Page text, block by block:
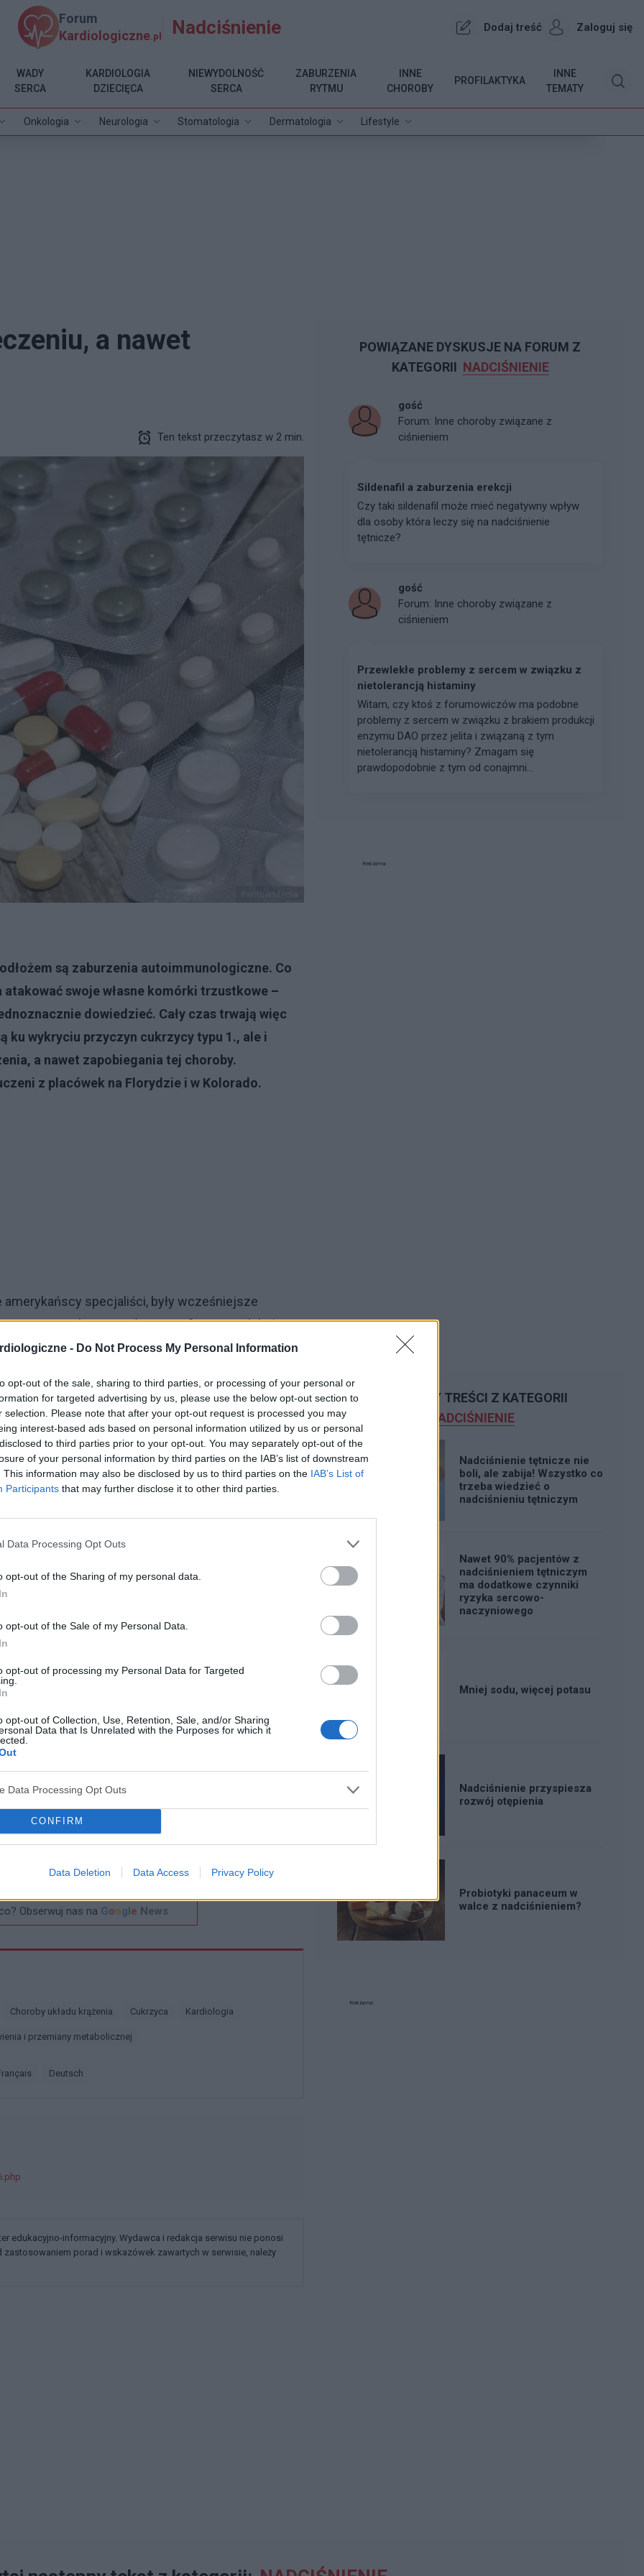
- Do Not Process My Personal Information
opt-out of the sale, sharing to third parties, or processing of your personal or
for targeted advertising by us, please use the below opt-out section to
selection. Please note that after your opt-out request is processed you may
interest-based ads based on personal information utilized by us or personal
to third parties prior to your opt-out. You may separately opt-out of the
of your personal information by third parties on the IAB’s list of downstream
This information may also be disclosed by us to third parties on the IAB’s List of
Participants that may further disclose it to other third parties.
Data Processing Opt Outs
opt-out of the Sharing of my personal data.
opt-out of the Sale of my Personal Data.
opt-out of processing my Personal Data for Targeted
opt-out of Collection, Use, Retention, Sale, and/or Sharing
Data that Is Unrelated with the Purposes for which it
Data Processing Opt Outs
CONFIRM
Data Deletion Data Access Privacy Policy
Forum
Kardiologiczne .pl Nadciśnienie Dodaj treść Zaloguj się
Onkologia Neurologia Stomatologia Dermatologia Lifestyle
WADY
SERCA
KARDIOLOGIA
DZIECIĘCA
NIEWYDOLNOŚĆ
SERCA
ZABURZENIA
RYTMU
INNE
CHOROBY
PROFILAKTYKA
INNE
TEMATY
a nawet
Ten tekst przeczytasz w 2 min.
są zaburzenia autoimmunologiczne. Co
swoje własne komórki trzustkowe –
dowiedzieć. Cały czas trwają więc
ku wykryciu przyczyn cukrzycy typu 1., ale i
a nawet zapobiegania tej choroby.
z placówek na Florydzie i w Kolorado.
specjaliści, były wcześniejsze
organizmach pacjentów specyficznej molekuły,
zachorowania nacukrzycę typu 1.Wśród
nawet u 60% z nich występuje
wysunęli hipotezę, jakoby blokowanie
nacukrzycę typu 1.Wykorzystując
– wśród wszystkich leków, które zostały
FDA – poszukiwać takich preparatów, które
który mógłby wywierać oczekiwane działanie.
zastosowaniem jest leczenie
pierwotne odkrycia naukowcy potwierdzali w
badania również i w wybranej grupie pacjentów z
zdecydowanie większej ilości zastosowań, niż
uwagę, że preparat może ostatecznie
typu 1., ale i innych jednostek zaliczanych do
np. reumatoidalne zapalenie stawów czy toczeń
zacznie być szerzej wykorzystywany,
kliniczne zakrojone na większą skalę mają mieć
Udostępnij go na Facebooku?
Obserwuj nas na Google News
Choroby układu krążenia Cukrzyca Kardiologia
i przemiany metabolicznej
français deutsch
edukacyjno-informacyjny. Wydawca i redakcja serwisu nie ponosi
porad i wskazówek zawartych w serwisie, należy
POWIĄZANE DYSKUSJE NA FORUM Z
KATEGORII NADCIŚNIENIE
gość
Forum: Inne choroby związane z
ciśnieniem
Sildenafil a zaburzenia erekcji
Czy taki sildenafil może mieć negatywny wpływ
dla osoby która leczy się na nadciśnienie
tętnicze?
gość
Forum: Inne choroby związane z
ciśnieniem
Przewlekłe problemy z sercem w związku z
nietolerancją histaminy
Witam, czy ktoś z forumowiczów ma podobne
problemy z sercem w związku z brakiem produkcji
enzymu DAO przez jelita i związaną z tym
nietolerancją histaminy? Zmagam się
prawdopodobnie z tym od conajmni...
Reklama:
POLECAMY TREŚCI Z KATEGORII
NADCIŚNIENIE
Nadciśnienie tętnicze nie
boli, ale zabija! Wszystko co
trzeba wiedzieć o
nadciśnieniu tętniczym
Nawet 90% pacjentów z
nadciśnieniem tętniczym
ma dodatkowe czynniki
ryzyka sercowo-
naczyniowego
Mniej sodu, więcej potasu
Nadciśnienie przyspiesza
rozwój otępienia
Probiotyki panaceum w
walce z nadciśnieniem?
Reklama: